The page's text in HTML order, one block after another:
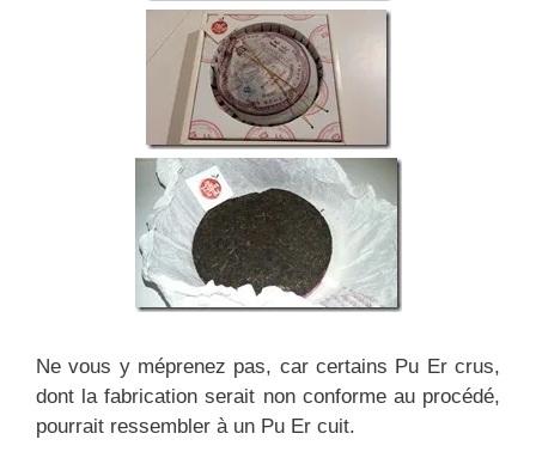
Ne vous y méprenez pas, car certains Pu Er crus,
dont la fabrication serait non conforme au procédé,
pourrait ressembler à un Pu Er cuit.